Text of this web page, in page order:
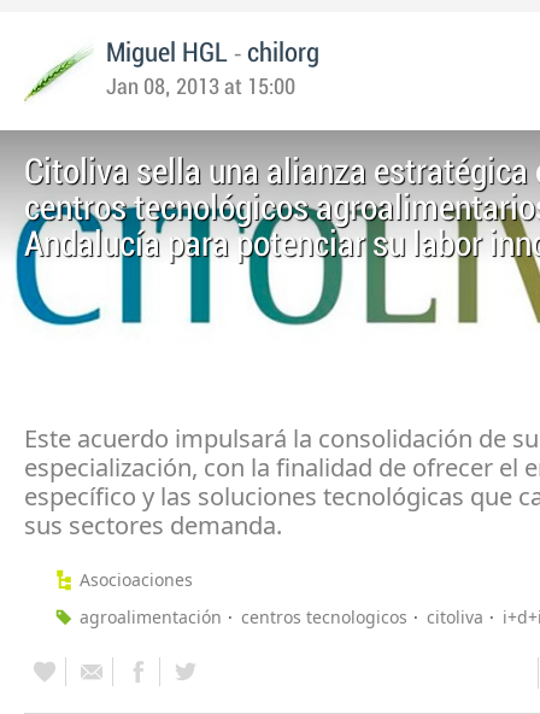
Miguel HGL - chilorg
Jan 08, 2013 at 15:00
Citoliva sella una alianza estratégica
centros tecnológicos
Andalucía para potenciar su labor
Este acuerdo impulsará la consolidación de
especialización, con la finalidad de ofrecer el
específico y las soluciones tecnológicas que
sus sectores demanda.
Asocioaciones
agroalimentación
centros tecnologicos citoliva